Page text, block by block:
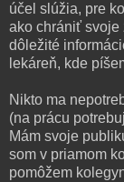
účel slúžia, pre
ako chrániť svoje
dôležité
lekáreň, kde
Nikto ma
(na prácu
Mám svoje
som v priamom
pomôžem